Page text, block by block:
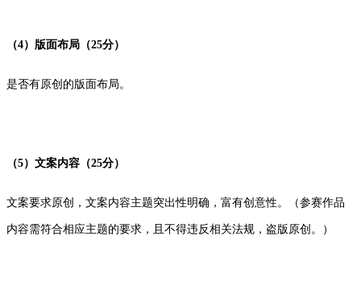
（4）版面布局（25分）
是否有原创的版面布局。
（5）文案内容（25分）
文案要求原创，文案内容主题突出性明确，富有创意性。（参赛作品
内容需符合相应主题的要求，且不得违反相关法规，盗版原创。）